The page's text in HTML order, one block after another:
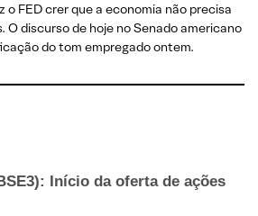
o FED crer que a economia não precisa
O discurso de hoje no Senado americano
do tom empregado ontem.
Início da oferta de ações